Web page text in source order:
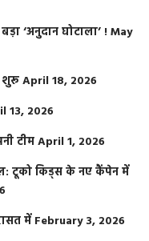
‘अनुदान घोटाला’ !May
शुरूApril 18, 2026
13, 2026
टीमApril 1, 2026
टूको किड्स के नए कैंपेन में
में February 3, 2026